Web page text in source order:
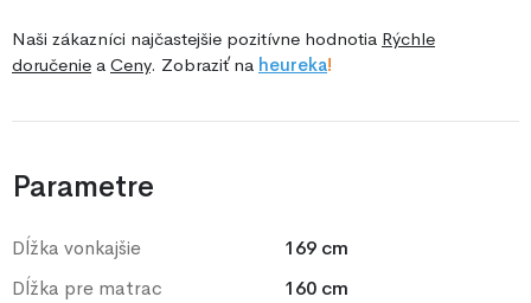
Naši zákazníci najčastejšie pozitívne hodnotia Rýchle
doručenie a Ceny. Zobraziť na heureka!
Parametre
Dĺžka vonkajšie
169 cm
Dĺžka pre matrac
160 cm